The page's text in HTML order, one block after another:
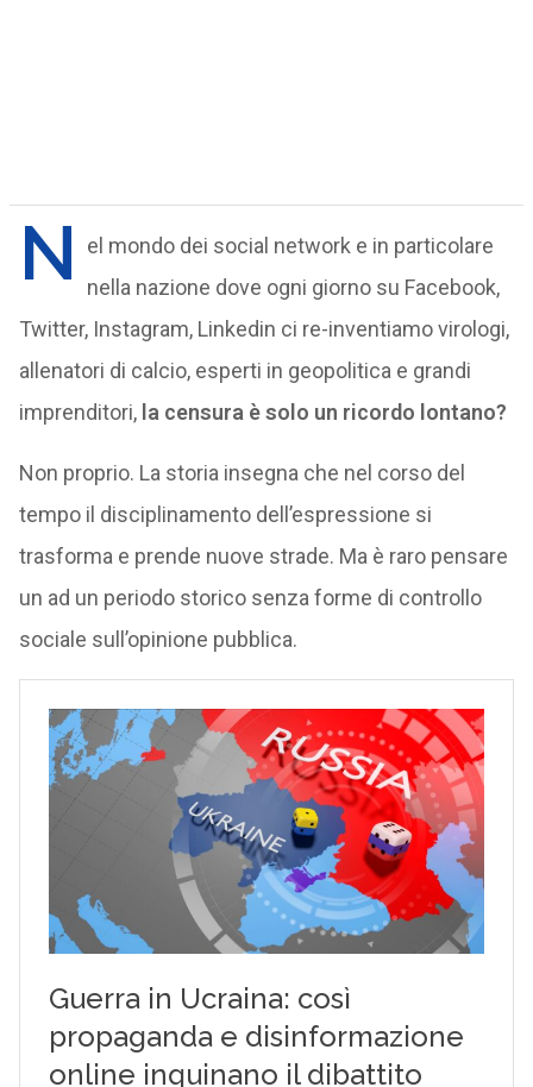
N
el mondo dei social network e in particolare
nella nazione dove ogni giorno su Facebook,
Twitter, Instagram, Linkedin ci re-inventiamo virologi,
allenatori di calcio, esperti in geopolitica e grandi
imprenditori, la censura è solo un ricordo lontano?
Non proprio. La storia insegna che nel corso del
tempo il disciplinamento dell’espressione si
trasforma e prende nuove strade. Ma è raro pensare
un ad un periodo storico senza forme di controllo
sociale sull’opinione pubblica.